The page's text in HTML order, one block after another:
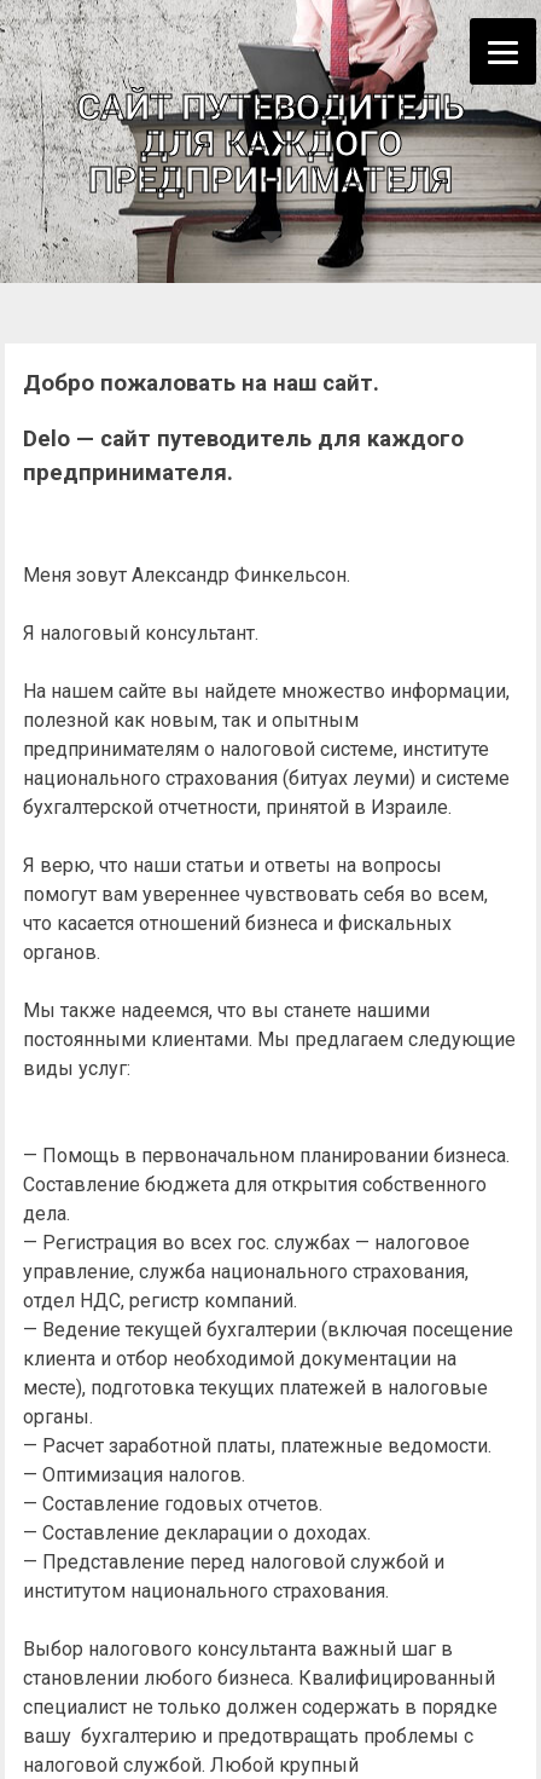
Skip
to
content
САЙТ ПУТЕВОДИТЕЛЬ
ДЛЯ КАЖДОГО
ПРЕДПРИНИМАТЕЛЯ
Добро пожаловать на наш сайт.
Delo — сайт путеводитель для каждого
предпринимателя.
Меня зовут Александр Финкельсон.
Я налоговый консультант.
На нашем сайте вы найдете множество информации,
полезной как новым, так и опытным
предпринимателям о налоговой системе, институте
национального страхования (битуах леуми) и системе
бухгалтерской отчетности, принятой в Израиле.
Я верю, что наши статьи и ответы на вопросы
помогут вам увереннее чувствовать себя во всем,
что касается отношений бизнеса и фискальных
органов.
Мы также надеемся, что вы станете нашими
постоянными клиентами. Мы предлагаем следующие
виды услуг:
— Помощь в первоначальном планировании бизнеса.
Составление бюджета для открытия собственного
дела.
— Регистрация во всех гос. службах — налоговое
управление, служба национального страхования,
отдел НДС, регистр компаний.
— Ведение текущей бухгалтерии (включая посещение
клиента и отбор необходимой документации на
месте), подготовка текущих платежей в налоговые
органы.
— Расчет заработной платы, платежные ведомости.
— Оптимизация налогов.
— Составление годовых отчетов.
— Составление декларации о доходах.
— Представление перед налоговой службой и
институтом национального страхования.
Выбор налогового консультанта важный шаг в
становлении любого бизнеса. Квалифицированный
специалист не только должен содержать в порядке
вашу бухгалтерию и предотвращать проблемы с
налоговой службой. Любой крупный